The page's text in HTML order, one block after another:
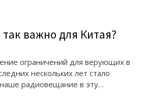
важно для Китая?
ограничений для верующих в
нескольких лет стало
радиовещание в эту…